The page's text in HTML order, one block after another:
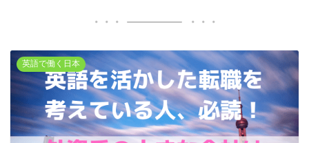
英語で働く日本